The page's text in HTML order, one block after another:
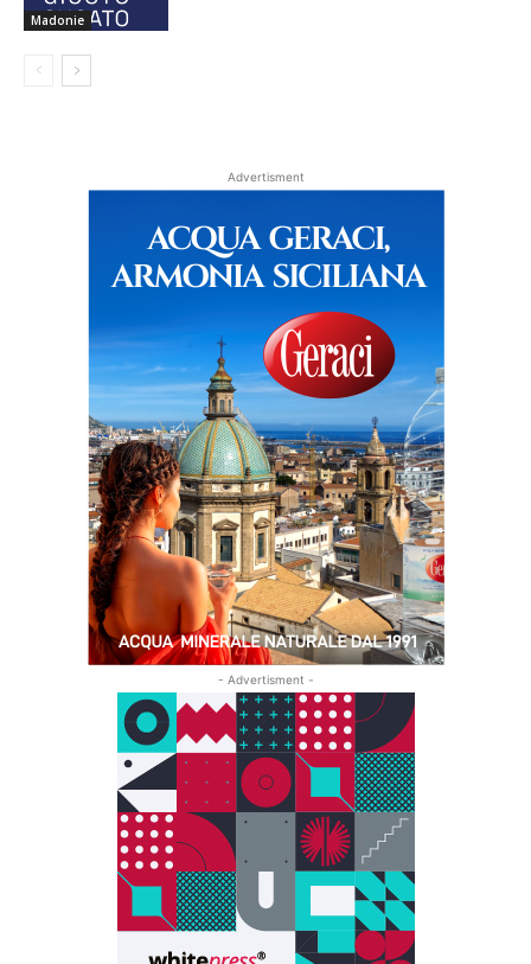
Madonie
Advertisment
- Advertisment -